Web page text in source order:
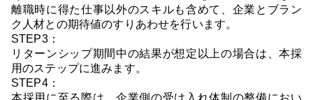
離職時に得た仕事以外のスキルも含めて、企業とブラン
ク人材との期待値のすりあわせを行います。
STEP3：
リターンシップ期間中の結果が想定以上の場合は、本採
用のステップに進みます。
STEP4：
本採用に至る際は、企業側の受け入れ体制の整備におい